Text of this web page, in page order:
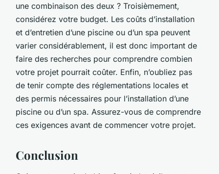
une combinaison des deux ? Troisièmement,
considérez votre budget. Les coûts d’installation
et d’entretien d’une piscine ou d’un spa peuvent
varier considérablement, il est donc important de
faire des recherches pour comprendre combien
votre projet pourrait coûter. Enfin, n’oubliez pas
de tenir compte des réglementations locales et
des permis nécessaires pour l’installation d’une
piscine ou d’un spa. Assurez-vous de comprendre
ces exigences avant de commencer votre projet.
Conclusion